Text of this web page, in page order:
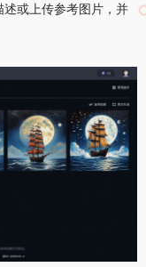
或上传参考图片，并